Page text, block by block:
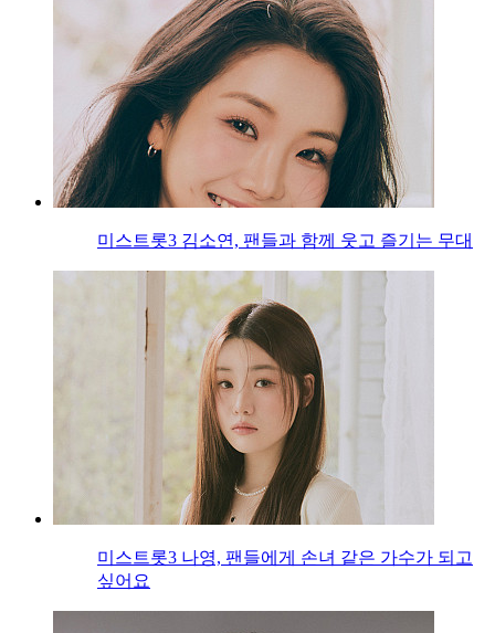
미스트롯3 김소연, 팬들과 함께 웃고 즐기는 무대
미스트롯3 나영, 팬들에게 손녀 같은 가수가 되고
싶어요